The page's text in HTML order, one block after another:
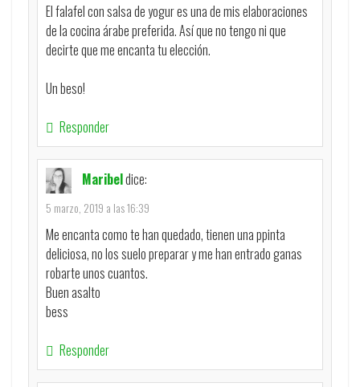
El falafel con salsa de yogur es una de mis elaboraciones
de la cocina árabe preferida. Así que no tengo ni que
decirte que me encanta tu elección.
Un beso!
Responder
Maribeldice:
5 marzo, 2019 a las 16:39
Me encanta como te han quedado, tienen una ppinta
deliciosa, no los suelo preparar y me han entrado ganas
robarte unos cuantos.
Buen asalto
bess
Responder